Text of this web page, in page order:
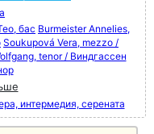
бас Burmeister Annelies,
Soukupová Vera, mezzo /
tenor / Виндгассен
интермедия, серената